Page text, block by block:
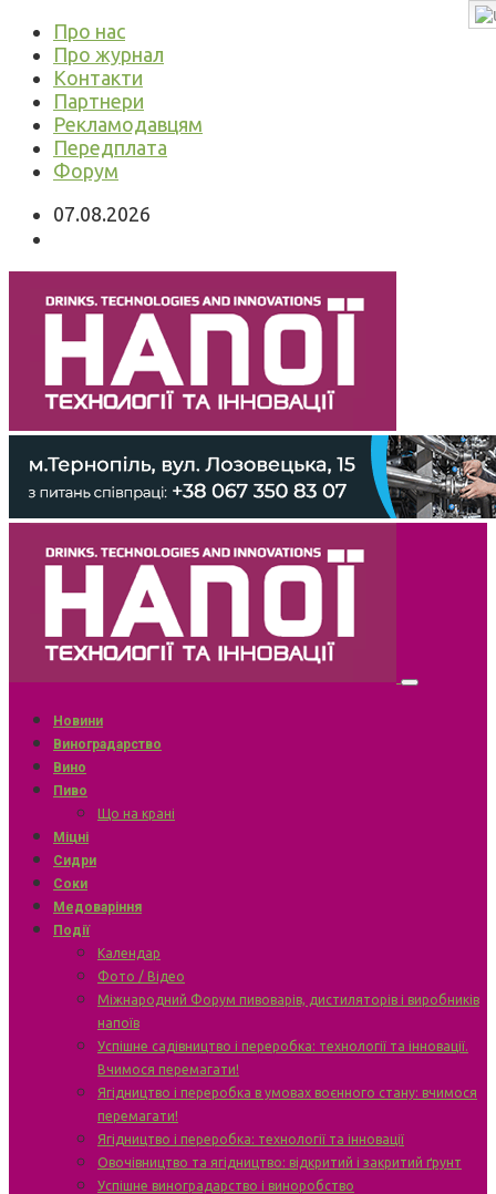
Про нас
Про журнал
Контакти
Партнери
Рекламодавцям
Передплата
Форум
07.08.2026
Новини
Виноградарство
Вино
Пиво
Що на крані
Міцні
Сидри
Соки
Медоваріння
Події
Календар
Фото / Відео
Міжнародний Форум пивоварів, дистиляторів і виробників
напоїв
Успішне садівництво і переробка: технології та інновації.
Вчимося перемагати!
Ягідництво і переробка в умовах воєнного стану: вчимося
перемагати!
Ягідництво і переробка: технології та інновації
Овочівництво та ягідництво: відкритий і закритий ґрунт
Успішне виноградарство і виноробство